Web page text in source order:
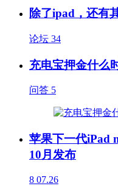
除了ipad，还有
论坛 34
充电宝押金什么
问答 5
苹果下一代iPad
10月发布
8 07.26